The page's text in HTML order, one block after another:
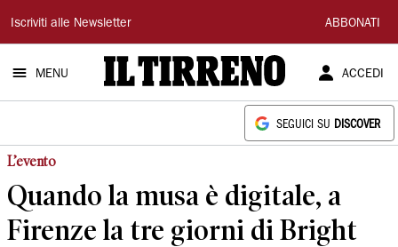
Il
Tirreno
Iscriviti alle Newsletter ABBONATI
MENU ACCEDI
SEGUICI SU DISCOVER
L’evento
Quando la musa è digitale, a
Firenze la tre giorni di Bright